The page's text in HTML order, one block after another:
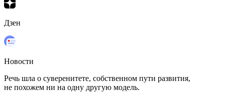
Дзен
Новости
Речь шла о суверенитете, собственном пути развития,
не похожем ни на одну другую модель.